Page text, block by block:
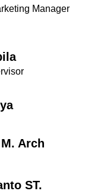
Manager
Arch
ST.